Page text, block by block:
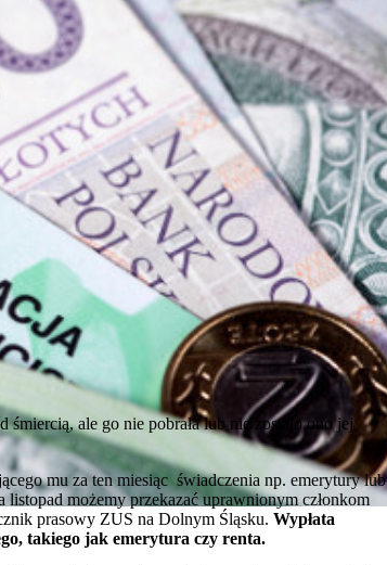
ale go nie pobrała lub nie zostało ono jej
mu za ten miesiąc świadczenia np. emerytury lub
listopad możemy przekazać uprawnionym członkom
prasowy ZUS na Dolnym Śląsku. Wypłata
takiego jak emerytura czy renta.